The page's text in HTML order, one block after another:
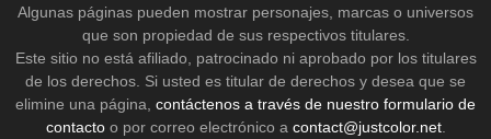
Algunas páginas pueden mostrar personajes, marcas o universos
que son propiedad de sus respectivos titulares.
Este sitio no está afiliado, patrocinado ni aprobado por los titulares
de los derechos. Si usted es titular de derechos y desea que se
elimine una página, contáctenos a través de nuestro formulario de
contactoo por correo electrónico a contact@justcolor.net.